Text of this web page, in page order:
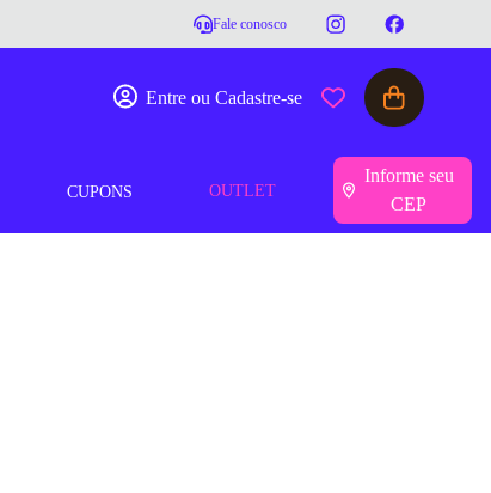
Fale conosco
Entre ou Cadastre-se
CUPONS OUTLET
Informe seu
CEP